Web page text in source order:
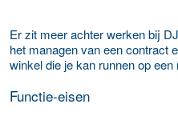
Er zit meer achter werken bij
het managen van een contract
winkel die je kan runnen op een
Functie-eisen